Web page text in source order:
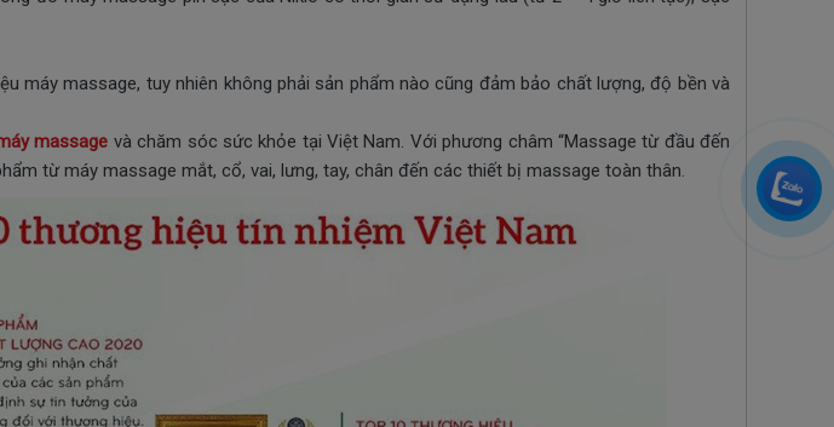
máy massage, tuy nhiên không phải sản phẩm nào cũng đảm bảo chất lượng, độ bền và
massage và chăm sóc sức khỏe tại Việt Nam. Với phương châm “Massage từ đầu đến
từ máy massage mắt, cổ, vai, lưng, tay, chân đến các thiết bị massage toàn thân.